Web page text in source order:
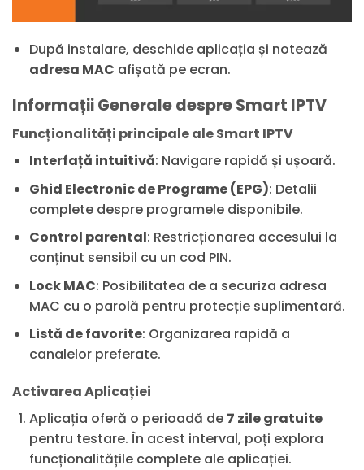
După instalare, deschide aplicația și notează
adresa MAC afișată pe ecran.
Informații Generale despre Smart IPTV
Funcționalități principale ale Smart IPTV
Interfață intuitivă: Navigare rapidă și ușoară.
Ghid Electronic de Programe (EPG): Detalii
complete despre programele disponibile.
Control parental: Restricționarea accesului la
conținut sensibil cu un cod PIN.
Lock MAC: Posibilitatea de a securiza adresa
MAC cu o parolă pentru protecție suplimentară.
Listă de favorite: Organizarea rapidă a
canalelor preferate.
Activarea Aplicației
Aplicația oferă o perioadă de 7 zile gratuite
pentru testare. În acest interval, poți explora
funcționalitățile complete ale aplicației.